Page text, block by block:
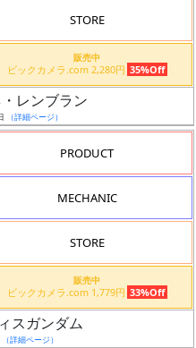
STORE
販売中
ビックカメラ.com 2,280円 35%Off
レンブラン
（詳細ページ）
PRODUCT
MECHANIC
STORE
販売中
ビックカメラ.com 1,779円 33%Off
スガンダム
（詳細ページ）